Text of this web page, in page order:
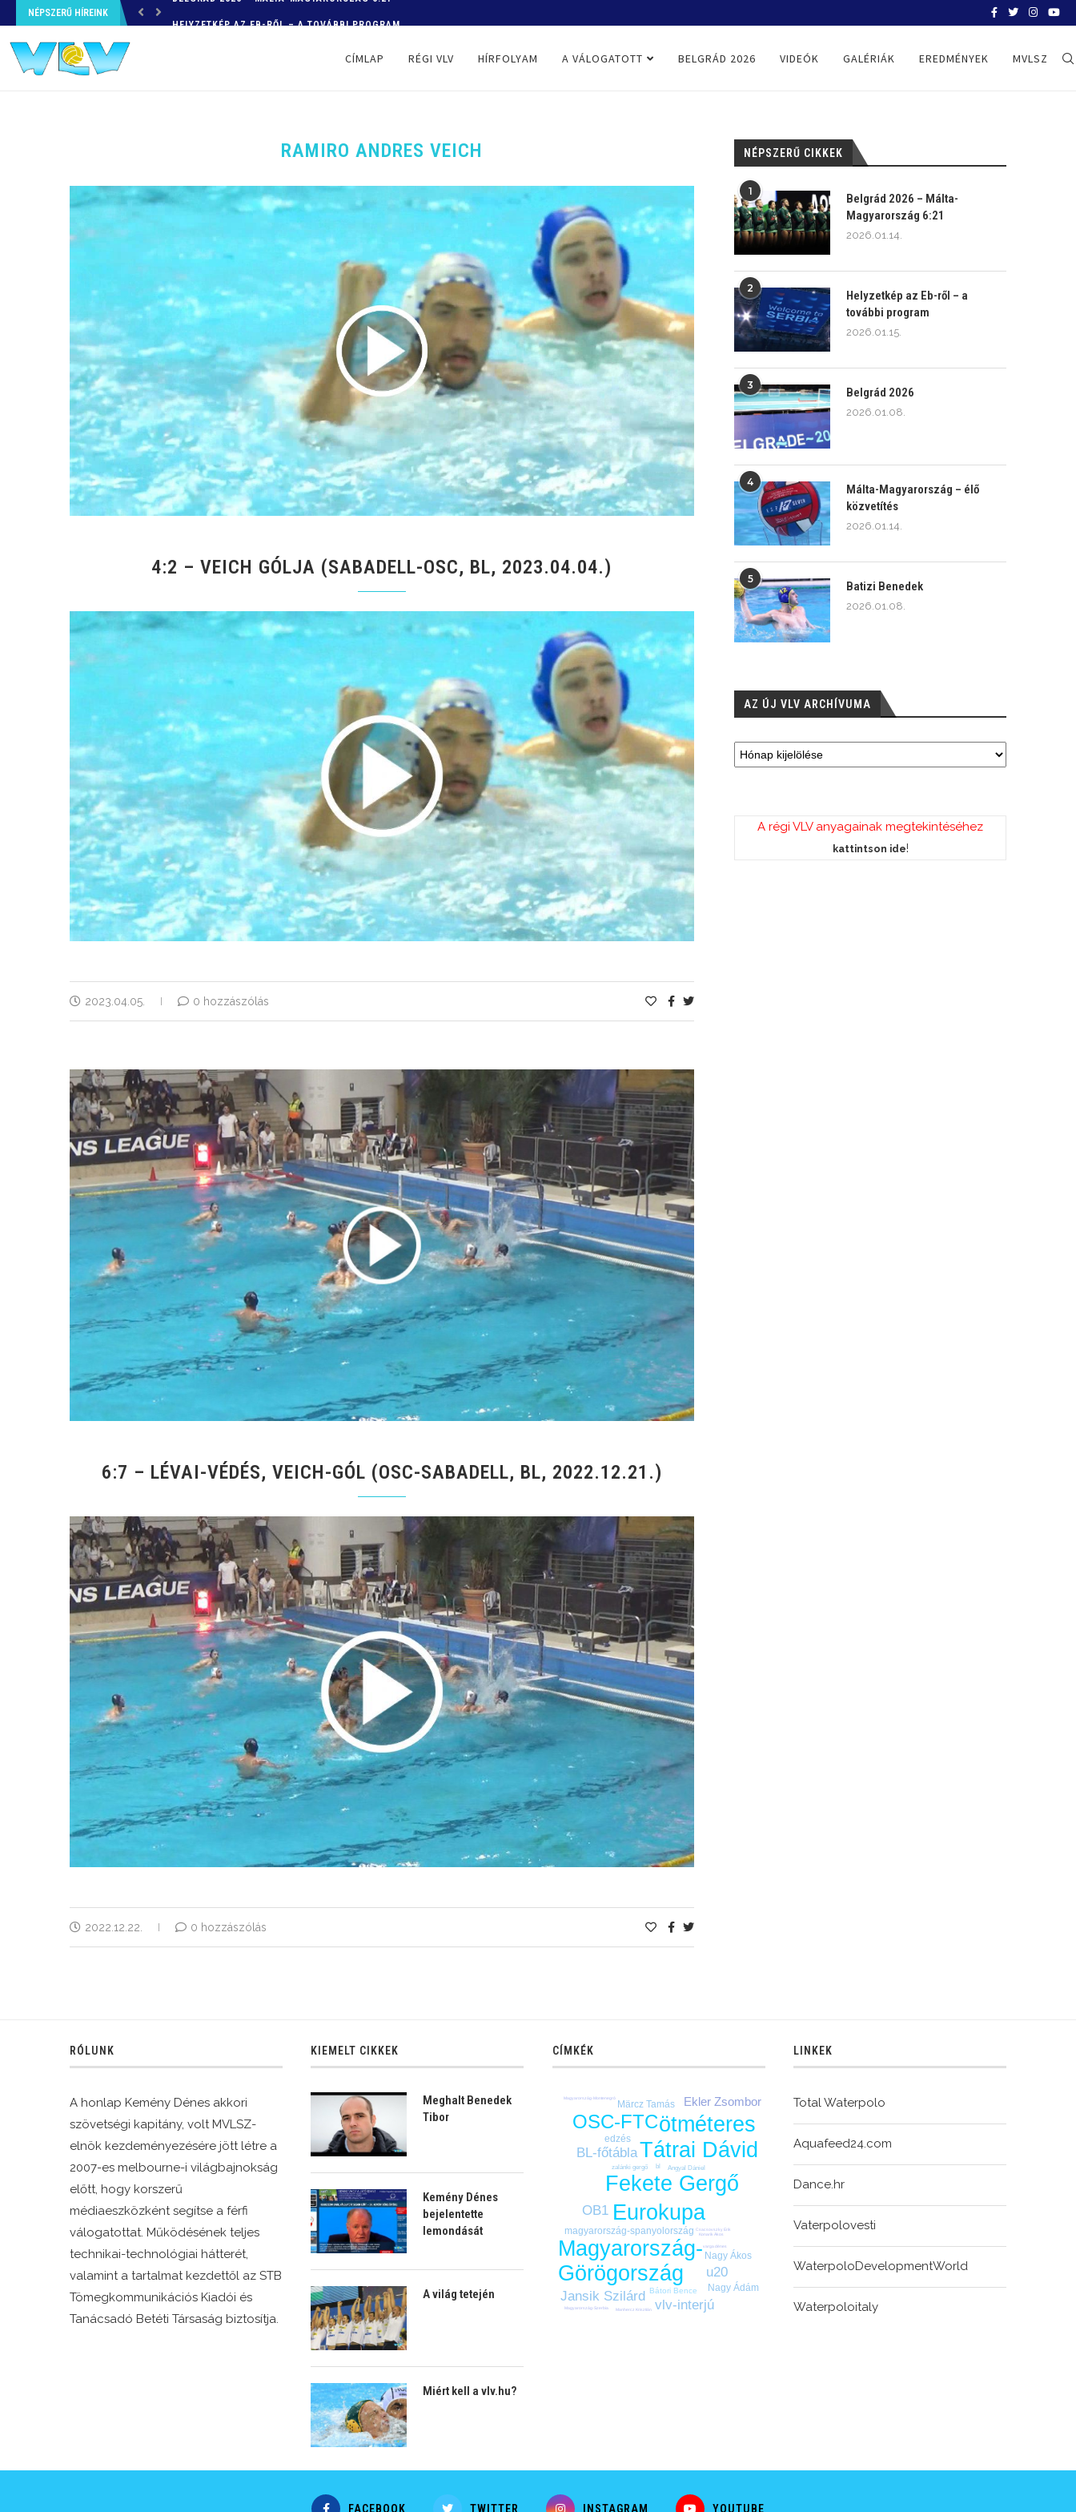
NÉPSZERŰ HÍREINK
CÍMLAP RÉGI VLV HÍRFOLYAM A VÁLOGATOTT BELGRÁD 2026 VIDEÓK GALÉRIÁK EREDMÉNYEK MVLSZ
RAMIRO ANDRES VEICH
4:2 – VEICH GÓLJA (SABADELL-OSC, BL, 2023.04.04.)
2023.04.05. 0 hozzászólás
6:7 – LÉVAI-VÉDÉS, VEICH-GÓL (OSC-SABADELL, BL, 2022.12.21.)
2022.12.22. 0 hozzászólás
NÉPSZERŰ CIKKEK
1
Belgrád 2026 – Málta-
Magyarország 6:21
2026.01.14.
2
Helyzetkép az Eb-ről – a
további program
2026.01.15.
3
Belgrád 2026
2026.01.08.
4
Málta-Magyarország – élő
közvetítés
2026.01.14.
5
Batizi Benedek
2026.01.08.
AZ ÚJ VLV ARCHÍVUMA
A régi VLV anyagainak megtekintéséhez
kattintson ide!
RÓLUNK
A honlap Kemény Dénes akkori
szövetségi kapitány, volt MVLSZ-
elnök kezdeményezésére jött létre a
2007-es melbourne-i világbajnokság
előtt, hogy korszerű
médiaeszközként segítse a férfi
válogatottat. Működésének teljes
technikai-technológiai hátterét,
valamint a tartalmat kezdettől az STB
Tömegkommunikációs Kiadói és
Tanácsadó Betéti Társaság biztosítja.
KIEMELT CIKKEK
Meghalt Benedek
Tibor
Kemény Dénes
bejelentette
lemondását
A világ tetején
Miért kell a vlv.hu?
CÍMKÉK
Eurokupa
Fekete Gergő
Magyarország-
Görögország
Tátrai Dávid
ötméteres
OSC-FTC
BL-főtábla
Jansik Szilárd
OB1
u20
vlv-interjú
Ekler Zsombor
edzés
magyarország-spanyolország
Märcz Tamás
Nagy Ádám
Nagy Ákos
Bátori Bence
Angyal Dániel
bl
zalánki gergő
Csacsovszky Erik
Konarik Ákos
Magyarország-Montenegró
Magyarország-Szerbia Manhercz Krisztián
varga dénes
LINKEK
Total Waterpolo
Aquafeed24.com
Dance.hr
Vaterpolovesti
WaterpoloDevelopmentWorld
Waterpoloitaly
FACEBOOK TWITTER INSTAGRAM YOUTUBE